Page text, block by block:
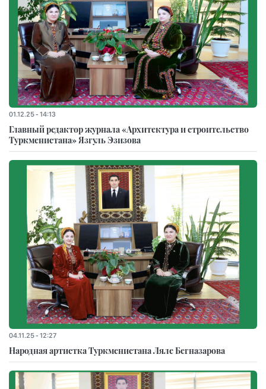
01.12.25 - 14:13
Главный редактор журнала «Архитектура и строительство
Туркменистана» Язгуль Эзизова
04.11.25 - 12:27
Народная артистка Туркменистана Ляле Бегназарова